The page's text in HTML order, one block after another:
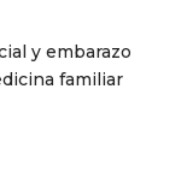
y embarazo
familiar